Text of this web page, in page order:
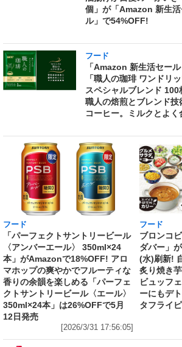
個」が「Amazon 新生
ル」で54%OFF!
フード
「Amazon 新生活セー
「職人の珈琲 ワンドリ
スペシャルブレンド
職人の焙煎とブレンド
コーヒー。ミルクとよ
フード
「パーフェクトサントリービール
〈アンバーエール〉 350ml×24
本」がAmazonで18%OFF! アロ
マホップの爽やかでフルーティな
香りの余韻を楽しめる「パーフェ
クトサントリービール〈エール〉
350ml×24本」は26%OFFで5月
12日発売
[2026/3/31 17:56:05]
フード
ブロンコ
ダバー」
(水)刷新!
炙り焼き
ビュッフ
ーにもデ
タフライ